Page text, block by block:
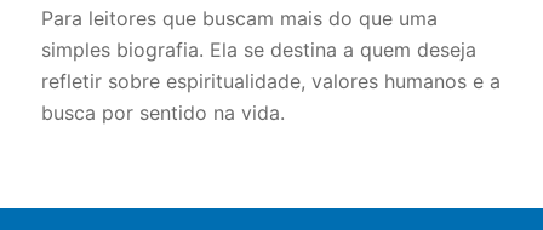
Para leitores que buscam mais do que uma
simples biografia. Ela se destina a quem deseja
refletir sobre espiritualidade, valores humanos e a
busca por sentido na vida.